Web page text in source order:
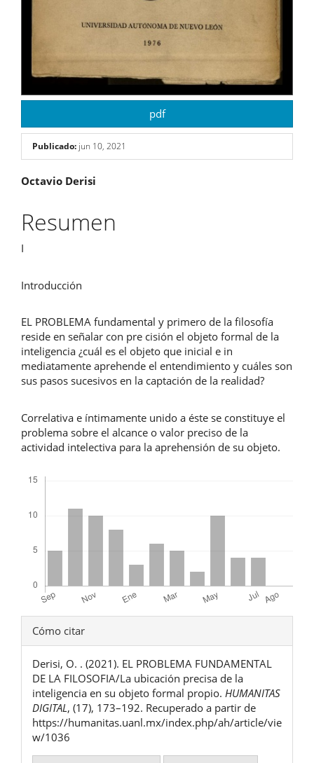
pdf
Publicado: jun 10, 2021
Contenido
principal
del
artículo
Octavio Derisi
Resumen
I
Introducción
EL PROBLEMA fundamental y primero de la filosofía
reside en señalar con pre cisión el objeto formal de la
inteligencia ¿cuál es el objeto que inicial e in
mediatamente aprehende el entendimiento y cuáles son
sus pasos sucesivos en la captación de la realidad?
Correlativa e íntimamente unido a éste se constituye el
problema sobre el alcance o valor preciso de la
actividad intelectiva para la aprehensión de su objeto.
Detalles
del
artículo
Cómo citar
Derisi, O. . (2021). EL PROBLEMA FUNDAMENTAL
DE LA FILOSOFIA/La ubicación precisa de la
inteligencia en su objeto formal propio. HUMANITAS
DIGITAL, (17), 173–192. Recuperado a partir de
https://humanitas.uanl.mx/index.php/ah/article/vie
w/1036